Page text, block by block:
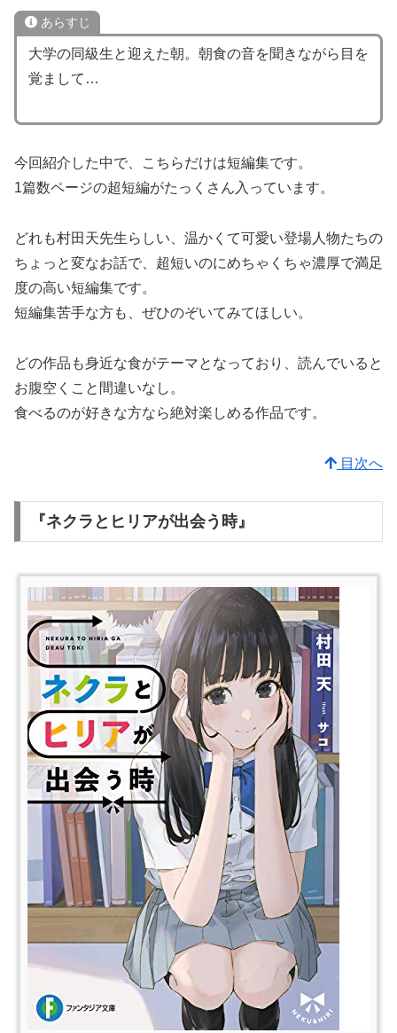
あらすじ
大学の同級生と迎えた朝。朝食の音を聞きながら目を
覚まして…
今回紹介した中で、こちらだけは短編集です。
1篇数ページの超短編がたっくさん入っています。
どれも村田天先生らしい、温かくて可愛い登場人物たちの
ちょっと変なお話で、超短いのにめちゃくちゃ濃厚で満足
度の高い短編集です。
短編集苦手な方も、ぜひのぞいてみてほしい。
どの作品も身近な食がテーマとなっており、読んでいると
お腹空くこと間違いなし。
食べるのが好きな方なら絶対楽しめる作品です。
目次へ
『ネクラとヒリアが出会う時』